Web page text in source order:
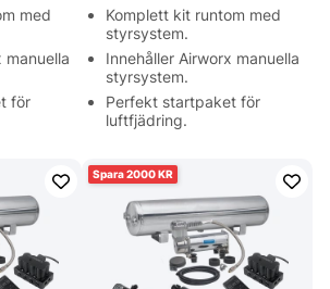
med
manuella
för
Komplett kit runtom med
styrsystem.
Innehåller Airworx manuella
styrsystem.
Perfekt startpaket för
luftfjädring.
2000